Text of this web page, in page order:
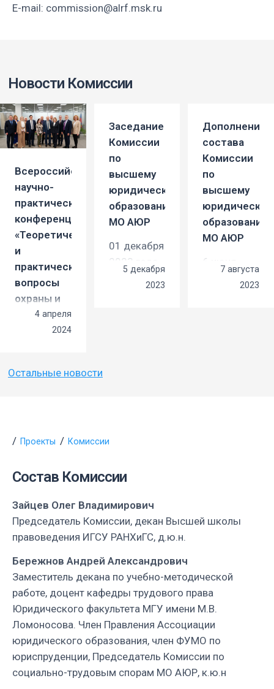
E-mail: commission@alrf.msk.ru
Новости Комиссии
Всероссийская
научно-
практическая
конференция
«Теоретические
и
практические
вопросы
охраны и
защиты
семейных
28 марта
Тверского
областного
состоялась
научно-
практическая
конференция
«Теоретические
и
практические
вопросы
охраны и
защиты
семейных
ценностей»,
4 апреля
2024
Заседание
Комиссии
по
высшему
юридическому
образованию
МО АЮР
01 декабря
2023 года
состоялось
Общероссийской
«Ассоциация
юристов
России»
5 декабря
2023
Дополнение
состава
Комиссии
по
высшему
образованию
МО АЮР
6 июня
7 августа
2023
Остальные новости
Проекты Комиссии
Состав Комиссии
Зайцев Олег Владимирович
Председатель Комиссии, декан Высшей школы
правоведения ИГСУ РАНХиГС, д.ю.н.
Бережнов Андрей Александрович
Заместитель декана по учебно-методической
работе, доцент кафедры трудового права
Юридического факультета МГУ имени М.В.
Ломоносова. Член Правления Ассоциации
юридического образования, член ФУМО по
юриспруденции, Председатель Комиссии по
социально-трудовым спорам МО АЮР, к.ю.н